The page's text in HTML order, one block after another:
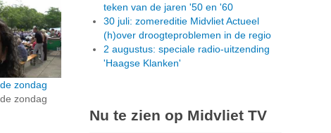
zondag
zondag
teken van de jaren '50 en '60
30 juli: zomereditie Midvliet Actueel
(h)over droogteproblemen in de regio
2 augustus: speciale radio-uitzending
'Haagse Klanken'
Nu te zien op Midvliet TV